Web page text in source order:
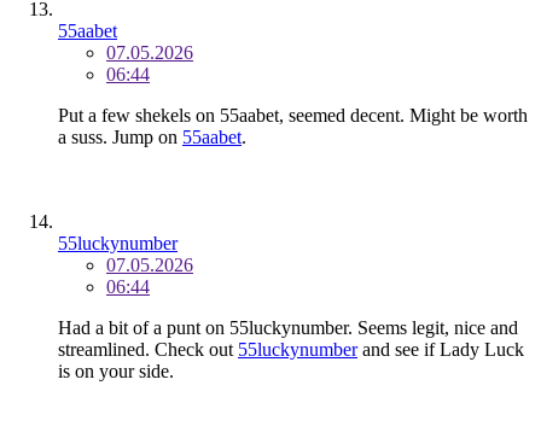
55aabet
07.05.2026
06:44
Put a few shekels on 55aabet, seemed decent. Might be worth
a suss. Jump on 55aabet.
55luckynumber
07.05.2026
06:44
Had a bit of a punt on 55luckynumber. Seems legit, nice and
streamlined. Check out 55luckynumberand see if Lady Luck
is on your side.